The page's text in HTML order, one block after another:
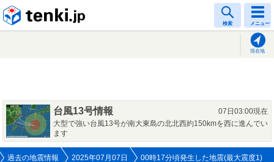
検索 メニュー
現在地
台風13号情報
07日03:00現在
大型で強い台風13号が南大東島の北北西約150kmを西に進んでい
ます
過去の地震情報 2025年07月07日 00時17分頃発生した地震(最大震度1)